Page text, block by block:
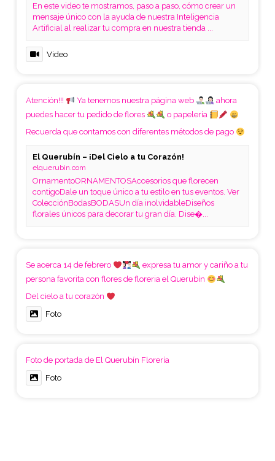
En este video te mostramos, paso a paso, cómo crear un
mensaje único con la ayuda de nuestra Inteligencia
Artificial al realizar tu compra en nuestra tienda ...
Video
Atención!!! Ya tenemos nuestra página web
ahora
puedes hacer tu pedido de flores
o papelería
Recuerda que contamos con diferentes métodos de pago
El Querubín – ¡Del Cielo a tu Corazón!
elquerubin.com
OrnamentoORNAMENTOSAccesorios que florecen
contigoDale un toque único a tu estilo en tus eventos. Ver
ColecciónBodasBODASUn día inolvidableDiseños
florales únicos para decorar tu gran día. Dise�...
Se acerca 14 de febrero
expresa tu amor y cariño a tu
persona favorita con flores de floreria el Querubín
Del cielo a tu corazón
Foto
Foto de portada de El Querubín Florería
Foto